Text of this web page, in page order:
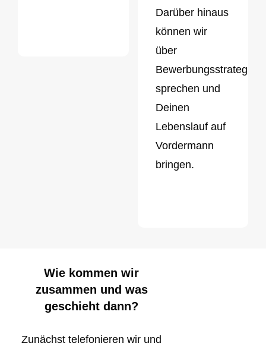
Darüber hinaus
können wir
über
Bewerbungsstrategien
sprechen und
Deinen
Lebenslauf auf
Vordermann
bringen.
Wie kommen wir
zusammen und was
geschieht dann?
Zunächst telefonieren wir und